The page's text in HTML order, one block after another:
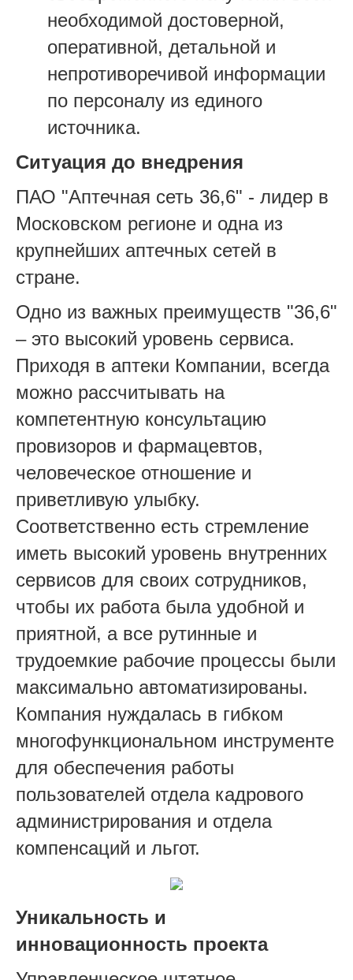
необходимой достоверной,
оперативной, детальной и
непротиворечивой информации
по персоналу из единого
источника.
Ситуация до внедрения
ПАО "Аптечная сеть 36,6" - лидер в
Московском регионе и одна из
крупнейших аптечных сетей в
стране.
Одно из важных преимуществ "36,6"
– это высокий уровень сервиса.
Приходя в аптеки Компании, всегда
можно рассчитывать на
компетентную консультацию
провизоров и фармацевтов,
человеческое отношение и
приветливую улыбку.
Соответственно есть стремление
иметь высокий уровень внутренних
сервисов для своих сотрудников,
чтобы их работа была удобной и
приятной, а все рутинные и
трудоемкие рабочие процессы были
максимально автоматизированы.
Компания нуждалась в гибком
многофункциональном инструменте
для обеспечения работы
пользователей отдела кадрового
администрирования и отдела
компенсаций и льгот.
Уникальность и
инновационность проекта